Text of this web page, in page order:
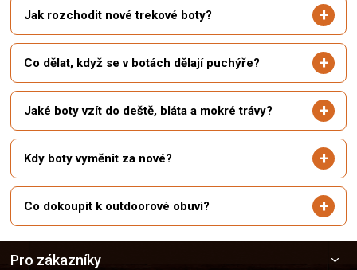
Jak rozchodit nové trekové boty?
Co dělat, když se v botách dělají puchýře?
Jaké boty vzít do deště, bláta a mokré trávy?
Kdy boty vyměnit za nové?
Co dokoupit k outdoorové obuvi?
Pro zákazníky